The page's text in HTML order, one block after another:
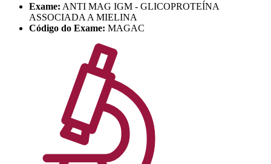
Exame: ANTI MAG IGM - GLICOPROTEÍNA
ASSOCIADA A MIELINA
Código do Exame: MAGAC